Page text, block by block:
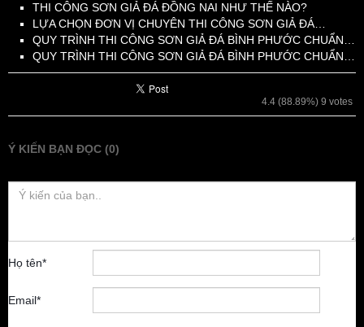
THI CÔNG SƠN GIẢ ĐÁ ĐỒNG NAI NHƯ THẾ NÀO?
LỰA CHỌN ĐƠN VỊ CHUYÊN THI CÔNG SƠN GIẢ ĐÁ…
QUY TRÌNH THI CÔNG SƠN GIẢ ĐÁ BÌNH PHƯỚC CHUẨN…
QUY TRÌNH THI CÔNG SƠN GIẢ ĐÁ BÌNH PHƯỚC CHUẨN…
4.4 (88.89%) 9 votes
Ý KIẾN BẠN ĐỌC (0)
Họ tên*
Email*